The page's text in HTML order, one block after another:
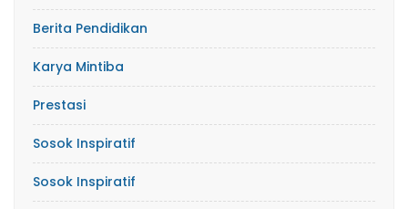
Berita Pendidikan
Karya Mintiba
Prestasi
Sosok Inspiratif
Sosok Inspiratif